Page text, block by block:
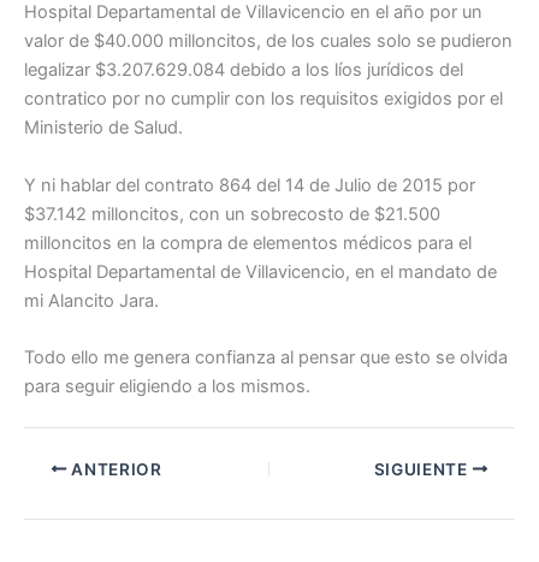
Hospital Departamental de Villavicencio en el año por un
valor de $40.000 milloncitos, de los cuales solo se pudieron
legalizar $3.207.629.084 debido a los líos jurídicos del
contratico por no cumplir con los requisitos exigidos por el
Ministerio de Salud.
Y ni hablar del contrato 864 del 14 de Julio de 2015 por
$37.142 milloncitos, con un sobrecosto de $21.500
milloncitos en la compra de elementos médicos para el
Hospital Departamental de Villavicencio, en el mandato de
mi Alancito Jara.
Todo ello me genera confianza al pensar que esto se olvida
para seguir eligiendo a los mismos.
ANTERIOR SIGUIENTE